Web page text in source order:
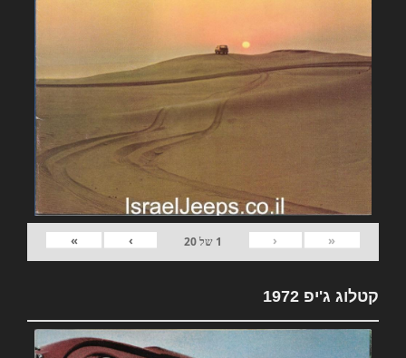
«
‹
1 של20
›
»
קטלוג ג'יפ 1972